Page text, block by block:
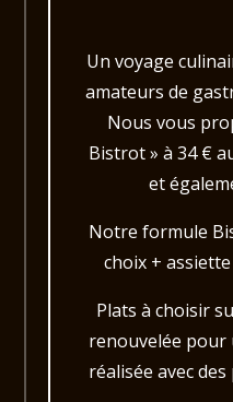
Un voyage
amateurs de
Nous vous
Bistrot » à 34 €
et
Notre formule
choix +
Plats à choisir
renouvelée pour
réalisée avec